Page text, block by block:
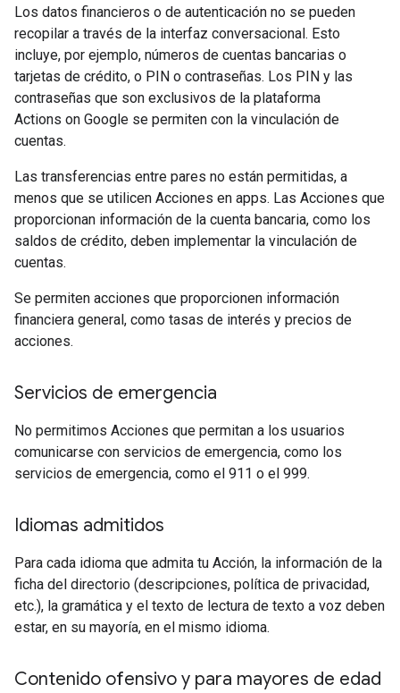
Los datos financieros o de autenticación no se pueden
recopilar a través de la interfaz conversacional. Esto
incluye, por ejemplo, números de cuentas bancarias o
tarjetas de crédito, o PIN o contraseñas. Los PIN y las
contraseñas que son exclusivos de la plataforma
Actions on Google se permiten con la vinculación de
cuentas.
Las transferencias entre pares no están permitidas, a
menos que se utilicen Acciones en apps. Las Acciones que
proporcionan información de la cuenta bancaria, como los
saldos de crédito, deben implementar la vinculación de
cuentas.
Se permiten acciones que proporcionen información
financiera general, como tasas de interés y precios de
acciones.
Servicios de emergencia
No permitimos Acciones que permitan a los usuarios
comunicarse con servicios de emergencia, como los
servicios de emergencia, como el 911 o el 999.
Idiomas admitidos
Para cada idioma que admita tu Acción, la información de la
ficha del directorio (descripciones, política de privacidad,
etc.), la gramática y el texto de lectura de texto a voz deben
estar, en su mayoría, en el mismo idioma.
Contenido ofensivo y para mayores de edad